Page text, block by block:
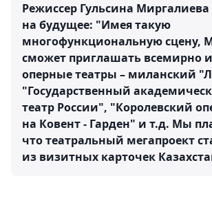
Режиссер Гульсина
на будущее: "Имея такую
многофункциональную сцену,
сможет приглашать всемирно
оперные театры – миланский
"Государственный
театр России", "Королевский
на Ковент - Гарден" и т.д. Мы
что театральный мегапроект
из визитных карточек